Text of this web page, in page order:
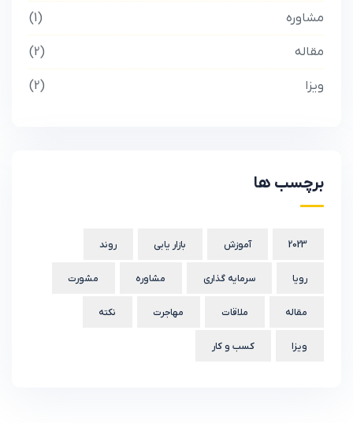
مشاوره 1
مقاله 2
ویزا 2
برچسب ها
2023 آموزش بازار یابی روند
رویا سرمایه گذاری مشاوره مشورت
مقاله ملاقات مهاجرت نکته
ویزا کسب و کار